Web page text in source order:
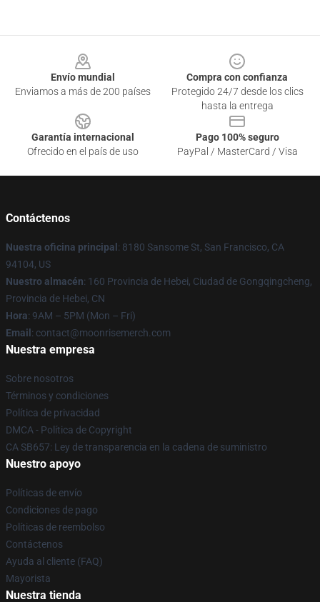
Envío mundial
Enviamos a más de 200 países
Compra con confianza
Protegido 24/7 desde los clics
hasta la entrega
Garantía internacional
Ofrecido en el país de uso
Pago 100% seguro
PayPal / MasterCard / Visa
Contáctenos
Nuestra oficina principal : 8180 Sansome St, San Francisco, CA
94104, US
Nuestro almacén: 160 Provincia de Hebei, Ciudad de Gongqingcheng,
Provincia de Hebei, CN
Hora: 9AM – 5PM (Mon – Fri)
Email : contact@moonrisemerch.com
Nuestra empresa
Sobre nosotros
Términos y condiciones
Política de privacidad
DMCA - Política de Copyright
CA SB657: Ley de transparencia en la cadena de suministro
Nuestro apoyo
Políticas de envío
Condiciones de pago
Políticas de reembolso
Contáctenos
Ayuda al cliente (FAQ)
Mayorista
Nuestra tienda